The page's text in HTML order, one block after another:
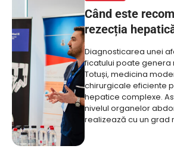
Când este
rezecția
Diagnosticarea unei
ficatului poate genera
Totuși, medicina
chirurgicale eficiente
hepatice complexe.
nivelul organelor
realizează cu un grad